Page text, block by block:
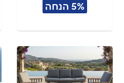
5% הנחה